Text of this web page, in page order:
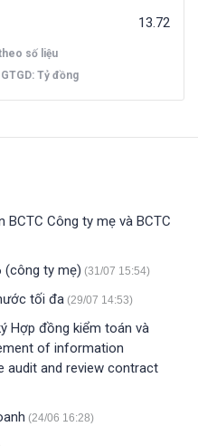
13.72
số liệu
Tỷ đồng
BCTC Công ty mẹ và BCTC
(công ty mẹ) (31/07 15:54)
tối đa (29/07 14:53)
Hợp đồng kiểm toán và
of information
audit and review contract
(24/06 16:28)